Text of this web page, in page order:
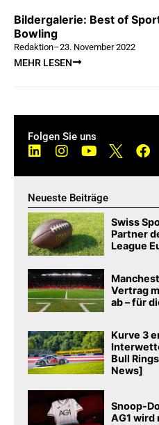
Bildergalerie: Best of
Bowling
Redaktion–23. November 2022
MEHR LESEN
Folgen Sie uns
Neueste Beiträge
Swiss
Partner
League
Vertrag
ab – für
Kurve 3
Bull
News]
Snoop-
AG1